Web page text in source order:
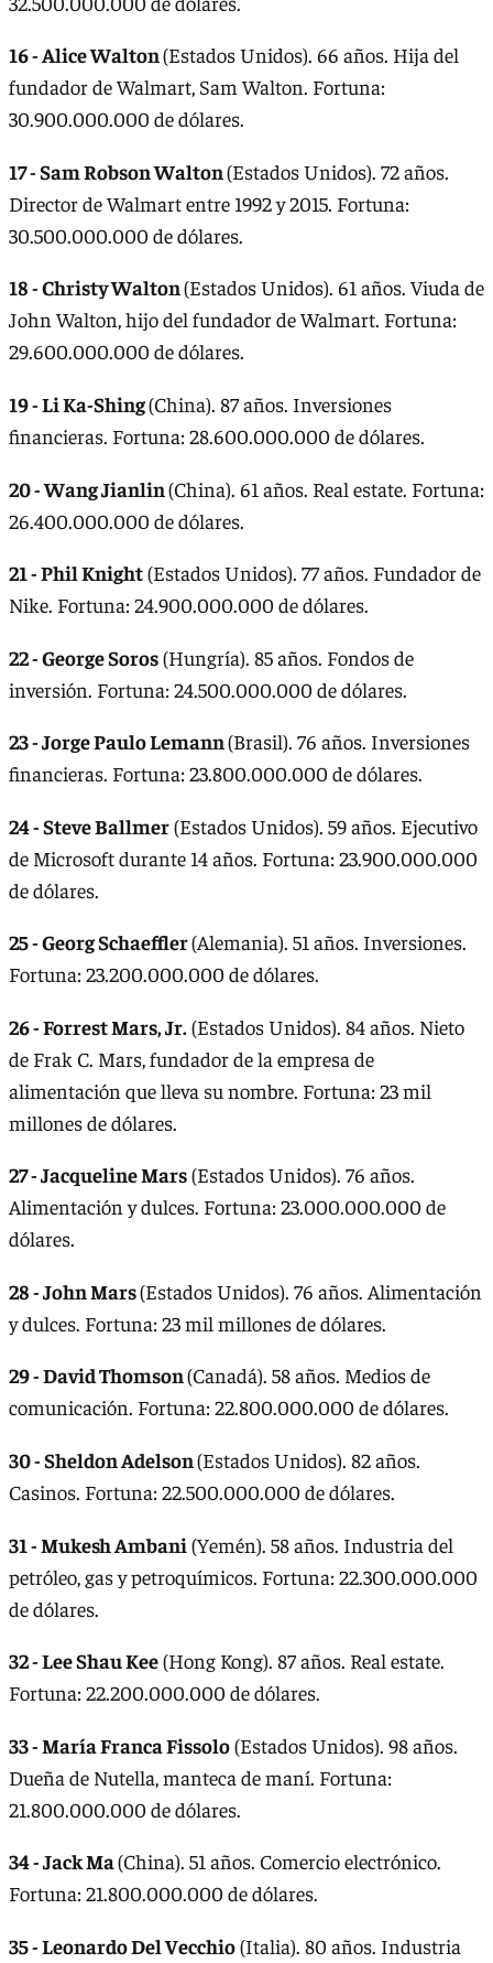
16 - Alice Walton(Estados Unidos). 66 años. Hija del
fundador de Walmart, Sam Walton. Fortuna:
30.900.000.000 de dólares.
17 - Sam Robson Walton(Estados Unidos). 72 años.
Director de Walmart entre 1992 y 2015. Fortuna:
30.500.000.000 de dólares.
18 - Christy Walton(Estados Unidos). 61 años. Viuda de
John Walton, hijo del fundador de Walmart. Fortuna:
29.600.000.000 de dólares.
19 - Li Ka-Shing(China). 87 años. Inversiones
financieras. Fortuna: 28.600.000.000 de dólares.
20 - Wang Jianlin(China). 61 años. Real estate. Fortuna:
26.400.000.000 de dólares.
21 - Phil Knight(Estados Unidos). 77 años. Fundador de
Nike. Fortuna: 24.900.000.000 de dólares.
22 - George Soros(Hungría). 85 años. Fondos de
inversión. Fortuna: 24.500.000.000 de dólares.
23 - Jorge Paulo Lemann(Brasil). 76 años. Inversiones
financieras. Fortuna: 23.800.000.000 de dólares.
24 - Steve Ballmer(Estados Unidos). 59 años. Ejecutivo
de Microsoft durante 14 años. Fortuna: 23.900.000.000
de dólares.
25 - Georg Schaeffler(Alemania). 51 años. Inversiones.
Fortuna: 23.200.000.000 de dólares.
26 - Forrest Mars, Jr.(Estados Unidos). 84 años. Nieto
de Frak C. Mars, fundador de la empresa de
alimentación que lleva su nombre. Fortuna: 23 mil
millones de dólares.
27 - Jacqueline Mars(Estados Unidos). 76 años.
Alimentación y dulces. Fortuna: 23.000.000.000 de
dólares.
28 - John Mars(Estados Unidos). 76 años. Alimentación
y dulces. Fortuna: 23 mil millones de dólares.
29 - David Thomson(Canadá). 58 años. Medios de
comunicación. Fortuna: 22.800.000.000 de dólares.
30 - Sheldon Adelson(Estados Unidos). 82 años.
Casinos. Fortuna: 22.500.000.000 de dólares.
31 - Mukesh Ambani (Yemén). 58 años. Industria del
petróleo, gas y petroquímicos. Fortuna: 22.300.000.000
de dólares.
32 - Lee Shau Kee(Hong Kong). 87 años. Real estate.
Fortuna: 22.200.000.000 de dólares.
33 - María Franca Fissolo(Estados Unidos). 98 años.
Dueña de Nutella, manteca de maní. Fortuna:
21.800.000.000 de dólares.
34 - Jack Ma(China). 51 años. Comercio electrónico.
Fortuna: 21.800.000.000 de dólares.
35 - Leonardo Del Vecchio(Italia). 80 años. Industria